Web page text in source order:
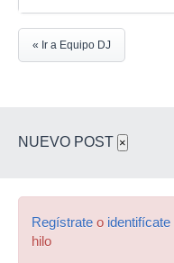
« Ir a Equipo DJ
NUEVO POST ×
Regístrate o identifícate
hilo